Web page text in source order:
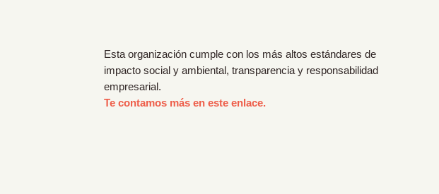
Esta organización cumple con los más altos estándares de
impacto social y ambiental, transparencia y responsabilidad
empresarial.
Te contamos más en este enlace.